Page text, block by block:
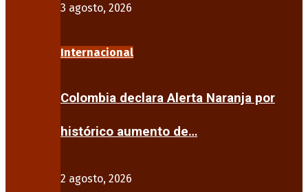
3 agosto, 2026
Internacional
Colombia declara Alerta Naranja por
histórico aumento de…
2 agosto, 2026